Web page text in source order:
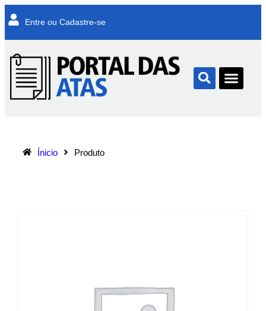
Entre ou Cadastre-se
Ínicio Produto